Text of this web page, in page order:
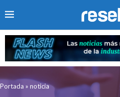
Portada » noticia